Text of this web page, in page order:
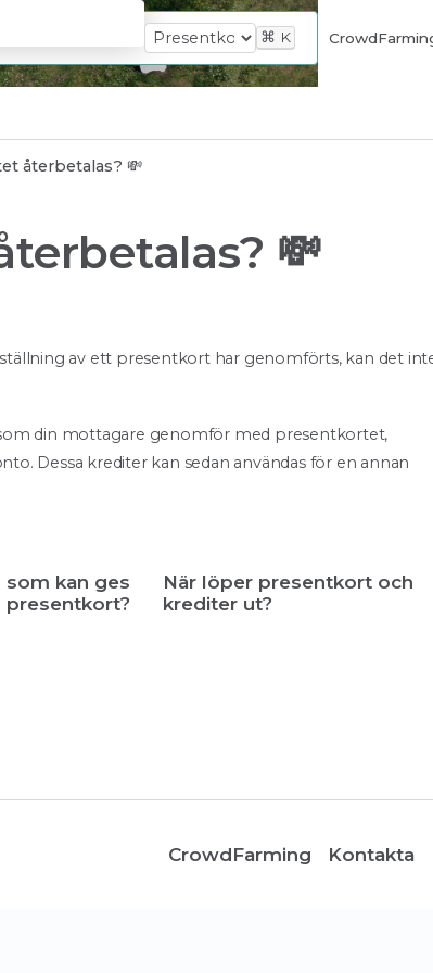
⌘ K
återbetalas? 💸
💸
av ett presentkort har genomförts, kan det
din mottagare genomför med presentkortet,
Dessa krediter kan sedan användas för en annan
kan ges
När löper presentkort och
krediter ut?
CrowdFarming Kontakta